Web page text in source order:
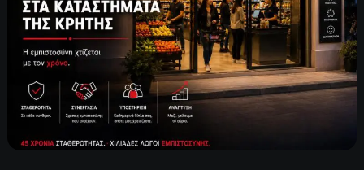
Α1 ΕΠΣΗ
Α2 ΕΠΣΗ
Β1 ΕΠΣΗ
Β2 ΕΠΣΗ